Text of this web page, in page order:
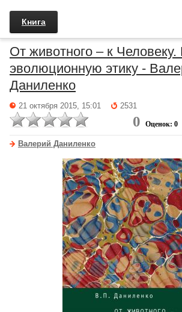
Книга
От животного – к
эволюционную этику -
Даниленко
21 октября 2015, 15:01 2531
0 Оценок: 0
Валерий Даниленко